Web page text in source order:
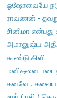
ஓஷோவையே
ராவணன் -
சினிமா
அமானுஷ்ய
கூண்டு கிளி
மனிதனை
கனவே ,